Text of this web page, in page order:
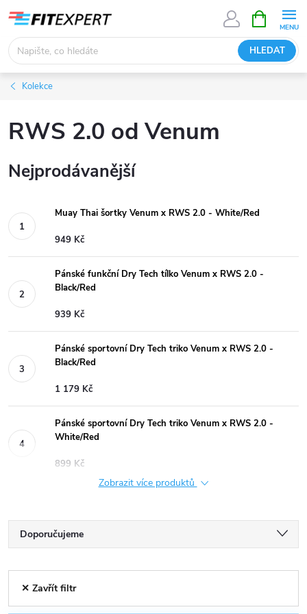
obsah
HLEDAT
NÁKUPNÍ
KOŠÍK
Kolekce
RWS 2.0 od Venum
Nejprodávanější
Muay Thai šortky Venum x RWS 2.0 - White/Red
949 Kč
Pánské funkční Dry Tech tílko Venum x RWS 2.0 -
Black/Red
939 Kč
Pánské sportovní Dry Tech triko Venum x RWS 2.0 -
Black/Red
1 179 Kč
Pánské sportovní Dry Tech triko Venum x RWS 2.0 -
White/Red
899 Kč
Zobrazit více produktů
Ř
a
z
Doporučujeme
Nejdražší
V
✕ Zavřít filtr